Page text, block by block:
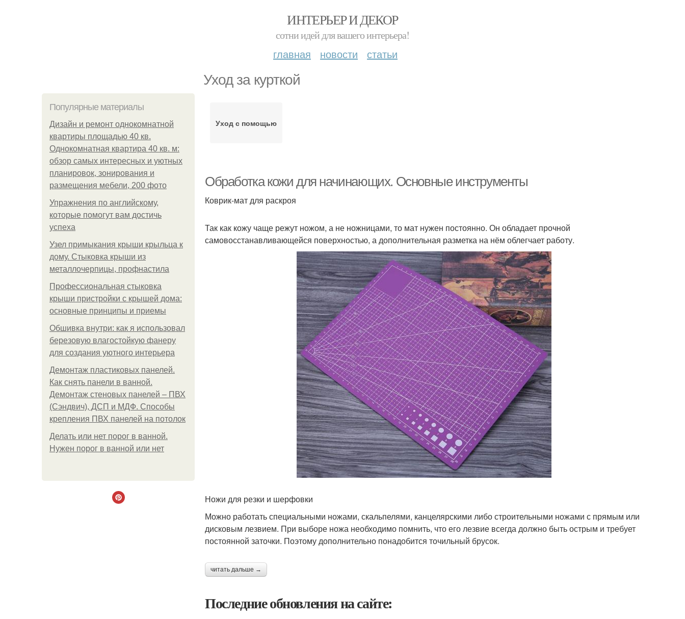
ИНТЕРЬЕР И ДЕКОР
сотни идей для вашего интерьера!
главная новости статьи
Уход за курткой
Популярные материалы
Дизайн и ремонт однокомнатной
квартиры площадью 40 кв.
Однокомнатная квартира 40 кв. м:
обзор самых интересных и уютных
планировок, зонирования и
размещения мебели, 200 фото
Упражнения по английскому,
которые помогут вам достичь
успеха
Узел примыкания крыши крыльца к
дому. Стыковка крыши из
металлочерпицы, профнастила
Профессиональная стыковка
крыши пристройки с крышей дома:
основные принципы и приемы
Обшивка внутри: как я использовал
березовую влагостойкую фанеру
для создания уютного интерьера
Демонтаж пластиковых панелей.
Как снять панели в ванной.
Демонтаж стеновых панелей – ПВХ
(Сэндвич), ДСП и МДФ. Способы
крепления ПВХ панелей на потолок
Делать или нет порог в ванной.
Нужен порог в ванной или нет
Уход с помощью
Обработка кожи для начинающих. Основные инструменты
Коврик-мат для раскроя
Так как кожу чаще режут ножом, а не ножницами, то мат нужен постоянно. Он обладает прочной
самовосстанавливающейся поверхностью, а дополнительная разметка на нём облегчает работу.
Ножи для резки и шерфовки
Можно работать специальными ножами, скальпелями, канцелярскими либо строительными ножами с прямым или
дисковым лезвием. При выборе ножа необходимо помнить, что его лезвие всегда должно быть острым и требует
постоянной заточки. Поэтому дополнительно понадобится точильный брусок.
читать дальше →
Последние обновления на сайте: